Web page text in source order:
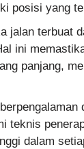
posisi yang
jalan terbuat
ini
panjang,
teknis
dalam